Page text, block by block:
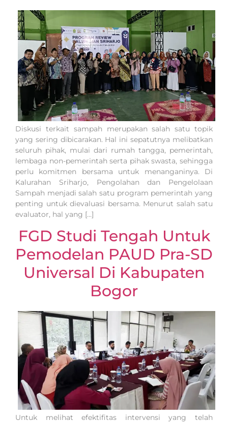
Diskusi terkait sampah merupakan salah satu topik
yang sering dibicarakan. Hal ini sepatutnya melibatkan
seluruh pihak, mulai dari rumah tangga, pemerintah,
lembaga non-pemerintah serta pihak swasta, sehingga
perlu komitmen bersama untuk menanganinya. Di
Kalurahan Sriharjo, Pengolahan dan Pengelolaan
Sampah menjadi salah satu program pemerintah yang
penting untuk dievaluasi bersama. Menurut salah satu
evaluator, hal yang […]
FGD Studi Tengah Untuk
Pemodelan PAUD Pra-SD
Universal Di Kabupaten
Bogor
Untuk melihat efektifitas intervensi yang telah